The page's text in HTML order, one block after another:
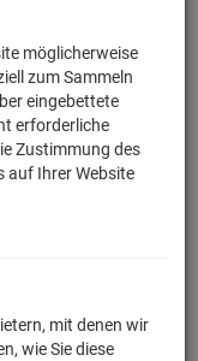
möglicherweise
zum Sammeln
eingebettete
erforderliche
Zustimmung des
auf Ihrer Website
mit denen wir
wie Sie diese